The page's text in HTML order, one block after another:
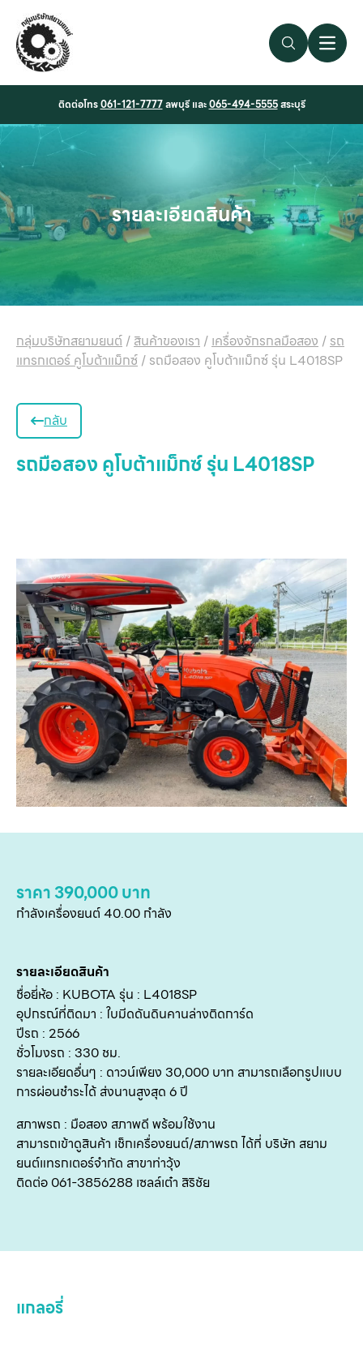
Search Link
Open
ติดต่อโทร061-121-7777ลพบุรี และ065-494-5555สระบุรี
รายละเอียดสินค้า
กลุ่มบริษัทสยามยนต์ /สินค้าของเรา /เครื่องจักรกลมือสอง /รถ
แทรกเตอร์ คูโบต้าแม็กซ์ / รถมือสอง คูโบต้าแม็กซ์ รุ่น L4018SP
กลับ
รถมือสอง คูโบต้าแม็กซ์ รุ่น L4018SP
ราคา 390,000 บาท
กำลังเครื่องยนต์ 40.00 กำลัง
รายละเอียดสินค้า
ชื่อยี่ห้อ : KUBOTA รุ่น : L4018SP
อุปกรณ์ที่ติดมา : ใบมีดดันดินคานล่างติดการ์ด
ปีรถ : 2566
ชั่วโมงรถ : 330 ชม.
รายละเอียดอื่นๆ : ดาวน์เพียง 30,000 บาท สามารถเลือกรูปแบบ
การผ่อนชำระได้ ส่งนานสูงสุด 6 ปี
สภาพรถ : มือสอง สภาพดี พร้อมใช้งาน
สามารถเข้าดูสินค้า เช็กเครื่องยนต์/สภาพรถ ได้ที่ บริษัท สยาม
ยนต์แทรกเตอร์จำกัด สาขาท่าวุ้ง
ติดต่อ 061-3856288 เซลล์เต๋า สิริชัย
แกลอรี่
ติ